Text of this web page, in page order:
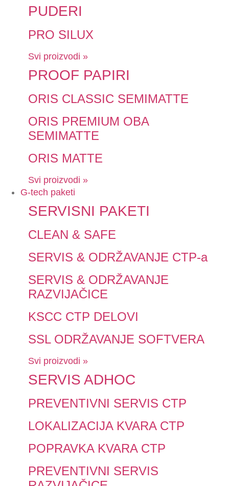
PUDERI
PRO SILUX
Svi proizvodi »
PROOF PAPIRI
ORIS CLASSIC SEMIMATTE
ORIS PREMIUM OBA
SEMIMATTE
ORIS MATTE
Svi proizvodi »
G-tech paketi
SERVISNI PAKETI
CLEAN & SAFE
SERVIS & ODRŽAVANJE CTP-a
SERVIS & ODRŽAVANJE
RAZVIJAČICE
KSCC CTP DELOVI
SSL ODRŽAVANJE SOFTVERA
Svi proizvodi »
SERVIS ADHOC
PREVENTIVNI SERVIS CTP
LOKALIZACIJA KVARA CTP
POPRAVKA KVARA CTP
PREVENTIVNI SERVIS